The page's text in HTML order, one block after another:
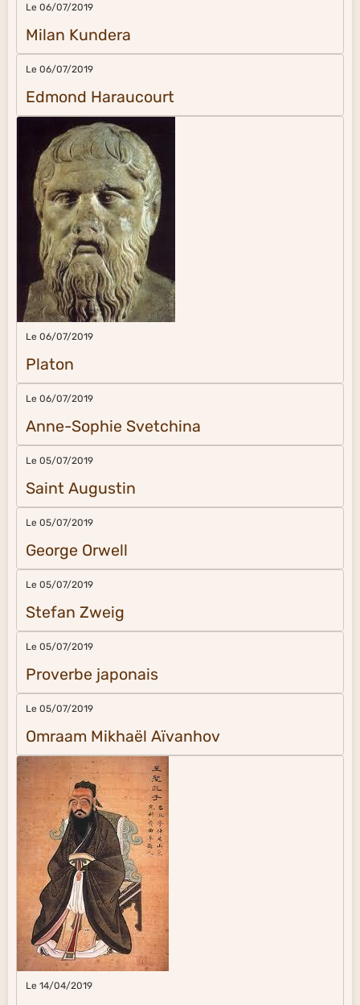
Le 06/07/2019
Milan Kundera
Le 06/07/2019
Edmond Haraucourt
Le 06/07/2019
Platon
Le 06/07/2019
Anne-Sophie Svetchina
Le 05/07/2019
Saint Augustin
Le 05/07/2019
George Orwell
Le 05/07/2019
Stefan Zweig
Le 05/07/2019
Proverbe japonais
Le 05/07/2019
Omraam Mikhaël Aïvanhov
Le 14/04/2019